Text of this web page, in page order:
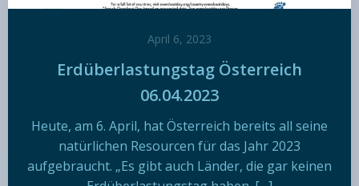
April 6, 2023
Erdüberlastungstag Österreich
06.04.2023
Heute, am 6. April, hat Österreich bereits all seine
natürlichen Resourcen für das Jahr 2023
aufgebraucht. „Es gibt auch Länder, die gar keinen